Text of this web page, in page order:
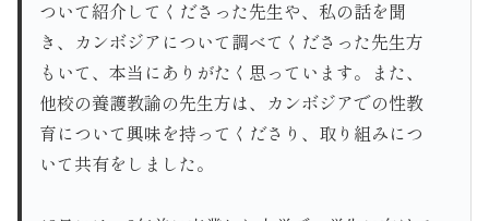
ついて紹介してくださった先生や、私の話を聞
き、カンボジアについて調べてくださった先生方
もいて、本当にありがたく思っています。また、
他校の養護教諭の先生方は、カンボジアでの性教
育について興味を持ってくださり、取り組みにつ
いて共有をしました。